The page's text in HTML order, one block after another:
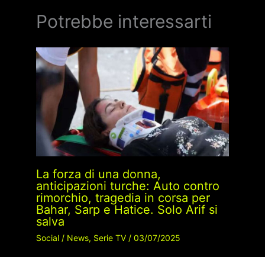
Potrebbe interessarti
La forza di una donna,
anticipazioni turche: Auto contro
rimorchio, tragedia in corsa per
Bahar, Sarp e Hatice. Solo Arif si
salva
Social/ News, Serie TV/ 03/07/2025